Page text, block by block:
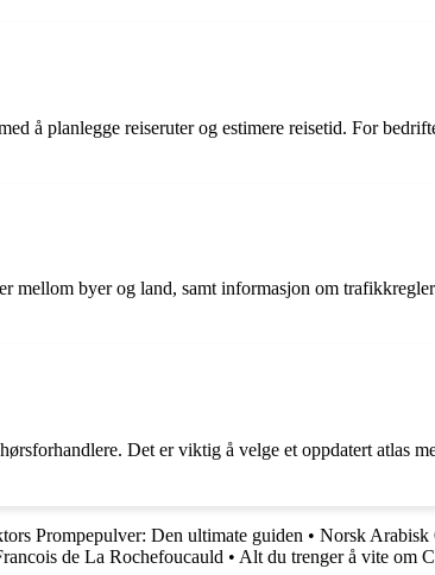
å planlegge reiseruter og estimere reisetid. For
mellom byer og land, samt informasjon om
Det er viktig å velge et oppdatert atlas
Prompepulver: Den ultimate guiden • Norsk Arabisk
de La Rochefoucauld • Alt du trenger å vite om